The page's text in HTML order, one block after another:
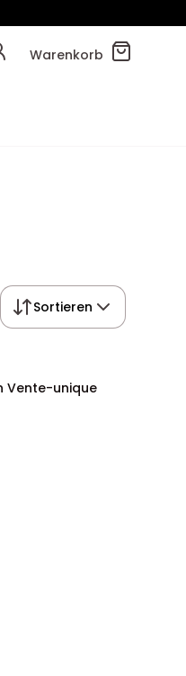
Warenkorb
Sortieren
Vente-unique